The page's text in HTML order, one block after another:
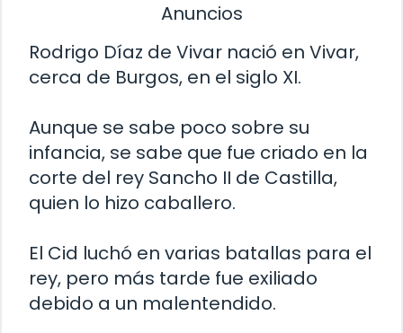
Anuncios
Rodrigo Díaz de Vivar nació en Vivar,
cerca de Burgos, en el siglo XI.
Aunque se sabe poco sobre su
infancia, se sabe que fue criado en la
corte del rey Sancho II de Castilla,
quien lo hizo caballero.
El Cid luchó en varias batallas para el
rey, pero más tarde fue exiliado
debido a un malentendido.